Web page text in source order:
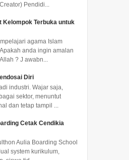
Pendidi...
Kelompok Terbuka untuk
agama Islam
anda ingin amalan
? J awabn...
Diri
industri. Wajar saja,
sektor, menuntut
dan tetap tampil ...
Cetak Cendikia
Aulia Boarding School
system kurikulum,